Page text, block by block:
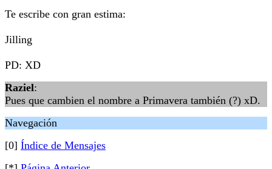
Te escribe con gran estima:
Jilling
PD: XD
Raziеl:
Pues que cambien el nombre a Primavera también (?) xD.
Navegación
[0] Índice de Mensajes